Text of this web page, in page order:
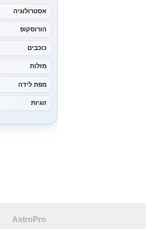
אסטרולוגיה
הורוסקופ
כוכבים
מזלות
מפת לידה
זוגיות
AstroPro